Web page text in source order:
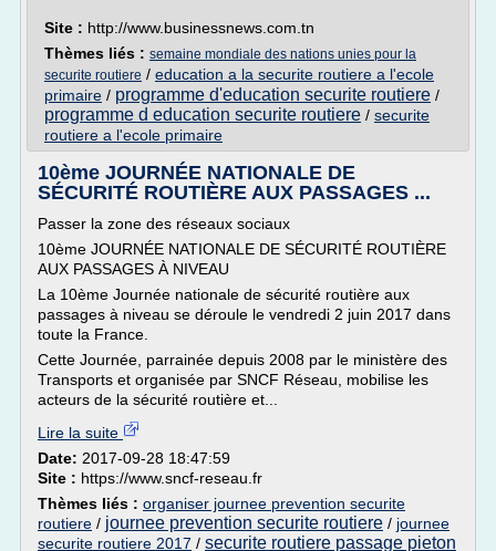
Site : http://www.businessnews.com.tn
Thèmes liés : semaine mondiale des nations unies pour la
securite routiere / education a la securite routiere a l'ecole
primaire / programme d'education securite routiere /
programme d education securite routiere / securite
routiere a l'ecole primaire
10ème JOURNÉE NATIONALE DE
SÉCURITÉ ROUTIÈRE AUX PASSAGES ...
Passer la zone des réseaux sociaux
10ème JOURNÉE NATIONALE DE SÉCURITÉ ROUTIÈRE
AUX PASSAGES À NIVEAU
La 10ème Journée nationale de sécurité routière aux
passages à niveau se déroule le vendredi 2 juin 2017 dans
toute la France.
Cette Journée, parrainée depuis 2008 par le ministère des
Transports et organisée par SNCF Réseau, mobilise les
acteurs de la sécurité routière et...
Lire la suite
Date: 2017-09-28 18:47:59
Site : https://www.sncf-reseau.fr
Thèmes liés : organiser journee prevention securite
routiere / journee prevention securite routiere / journee
securite routiere 2017 / securite routiere passage pieton